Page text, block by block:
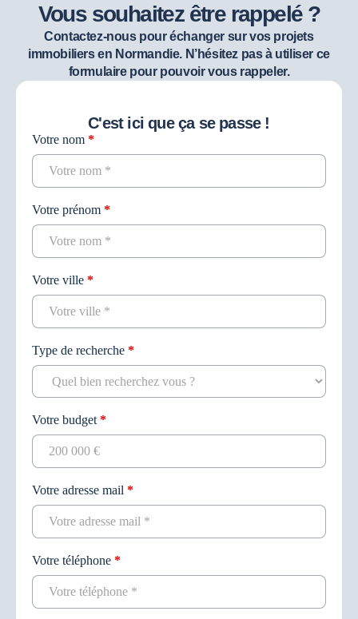
Vous souhaitez être rappelé ?
Contactez-nous pour échanger sur vos projets
immobiliers en Normandie. N’hésitez pas à utiliser ce
formulaire pour pouvoir vous rappeler.
C'est ici que ça se passe !
Contact
recherche
Votre nom *
Votre prénom *
Votre ville *
Type de recherche *
Votre budget *
Votre adresse mail *
Votre téléphone *